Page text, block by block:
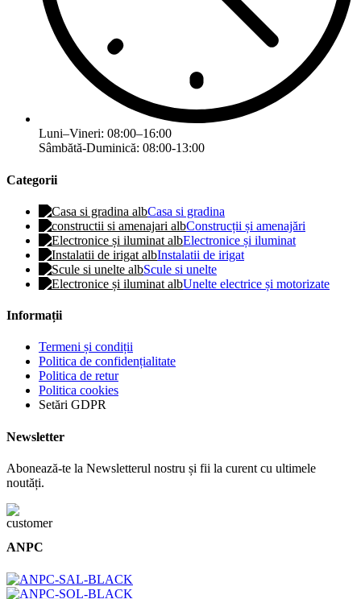
Luni–Vineri: 08:00–16:00
Sâmbătă-Duminică: 08:00-13:00
Categorii
Casa si gradina
Construcții și amenajări
Electronice și iluminat
Instalatii de irigat
Scule si unelte
Unelte electrice și motorizate
Informații
Termeni și condiții
Politica de confidențialitate
Politica de retur
Politica cookies
Setări GDPR
Newsletter
Abonează-te la Newsletterul nostru și fii la curent cu ultimele
noutăți.
ANPC